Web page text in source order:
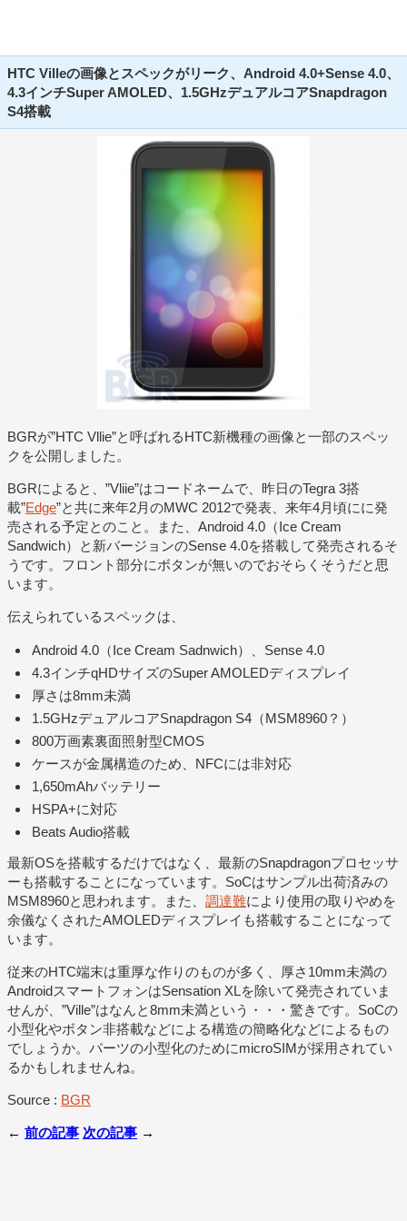
HTC Villeの画像とスペックがリーク、Android 4.0+Sense 4.0、
4.3インチSuper AMOLED、1.5GHzデュアルコアSnapdragon
S4搭載
BGRが”HTC Vllie”と呼ばれるHTC新機種の画像と一部のスペッ
クを公開しました。
BGRによると、”Vliie”はコードネームで、昨日のTegra 3搭
載”Edge”と共に来年2月のMWC 2012で発表、来年4月頃にに発
売される予定とのこと。また、Android 4.0（Ice Cream
Sandwich）と新バージョンのSense 4.0を搭載して発売されるそ
うです。フロント部分にボタンが無いのでおそらくそうだと思
います。
伝えられているスペックは、
Android 4.0（Ice Cream Sadnwich）、Sense 4.0
4.3インチqHDサイズのSuper AMOLEDディスプレイ
厚さは8mm未満
1.5GHzデュアルコアSnapdragon S4（MSM8960？）
800万画素裏面照射型CMOS
ケースが金属構造のため、NFCには非対応
1,650mAhバッテリー
HSPA+に対応
Beats Audio搭載
最新OSを搭載するだけではなく、最新のSnapdragonプロセッサ
ーも搭載することになっています。SoCはサンプル出荷済みの
MSM8960と思われます。また、 調達難により使用の取りやめを
余儀なくされたAMOLEDディスプレイも搭載することになって
います。
従来のHTC端末は重厚な作りのものが多く、厚さ10mm未満の
AndroidスマートフォンはSensation XLを除いて発売されていま
せんが、”Ville”はなんと8mm未満という・・・驚きです。SoCの
小型化やボタン非搭載などによる構造の簡略化などによるもの
でしょうか。パーツの小型化のためにmicroSIMが採用されてい
るかもしれませんね。
Source : BGR
← 前の記事 次の記事 →